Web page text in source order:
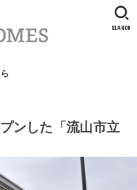
SEARCH
ンした「流山市立